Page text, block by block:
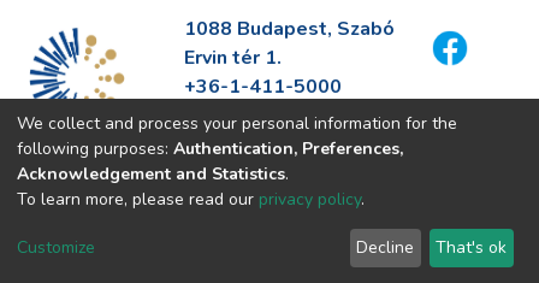
1088 Budapest, Szabó
Ervin tér 1.
+36-1-411-5000
info@fszek.hu
https://fszek.hu
We collect and process your personal information for the
following purposes: Authentication, Preferences,
Acknowledgement and Statistics.
To learn more, please read our privacy policy.
Customize Decline That's ok